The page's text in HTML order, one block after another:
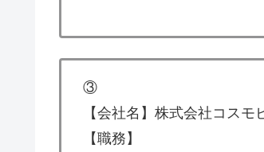
③
【会社名】株式会社コスモ
【職務】